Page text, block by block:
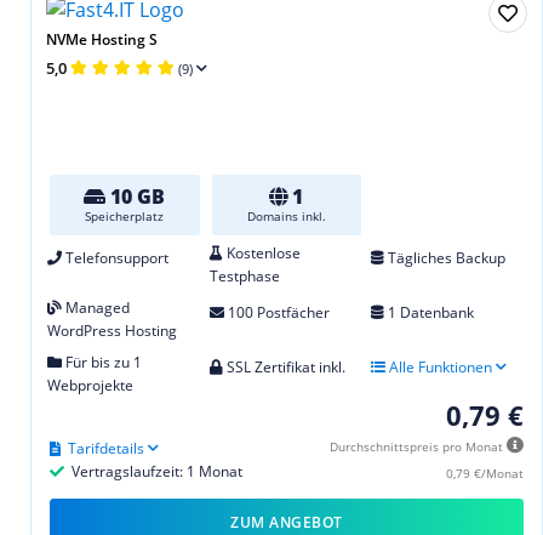
NVMe Hosting S
5,0 (9)
10 GB
Speicherplatz
1
Domains inkl.
Telefonsupport
Kostenlose
Testphase
Tägliches Backup
Managed
WordPress Hosting
100 Postfächer 1 Datenbank
Für bis zu 1
Webprojekte
SSL Zertifikat inkl. Alle Funktionen
0,79 €
Durchschnittspreis pro Monat
0,79 €/Monat
Vertragslaufzeit: 1 Monat
Tarifdetails
ZUM ANGEBOT